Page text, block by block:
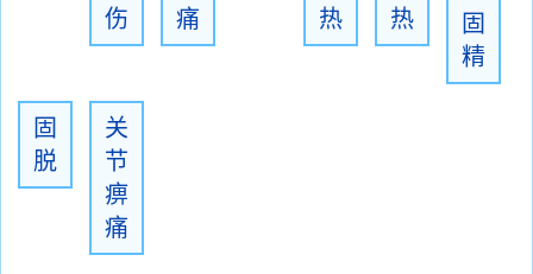
伤
痛
热
热
固
精
固
脱
关
节
痹
痛